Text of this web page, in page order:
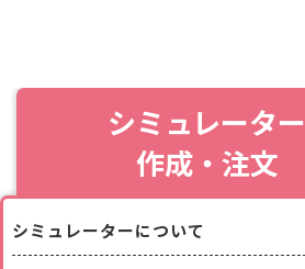
シミュレーター
作成・注文
シミュレーターについて